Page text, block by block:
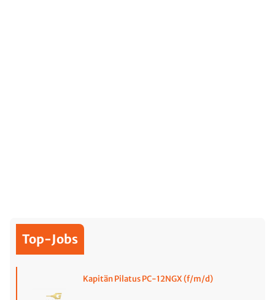
Top-Jobs
Kapitän Pilatus PC-12NGX (f/m/d)